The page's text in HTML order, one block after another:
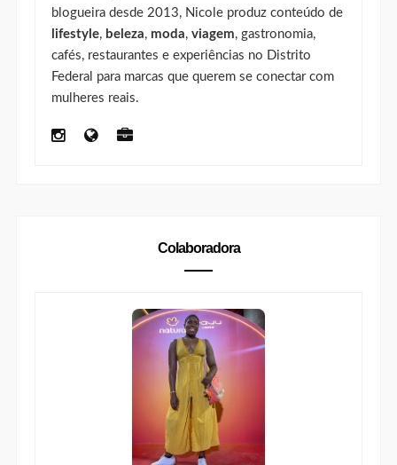
blogueira desde 2013, Nicole produz conteúdo de
lifestyle, beleza, moda, viagem, gastronomia,
cafés, restaurantes e experiências no Distrito
Federal para marcas que querem se conectar com
mulheres reais.
Colaboradora